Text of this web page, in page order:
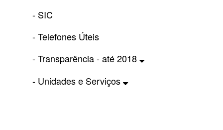
- SIC
- Telefones Úteis
- Transparência - até 2018
- Unidades e Serviços